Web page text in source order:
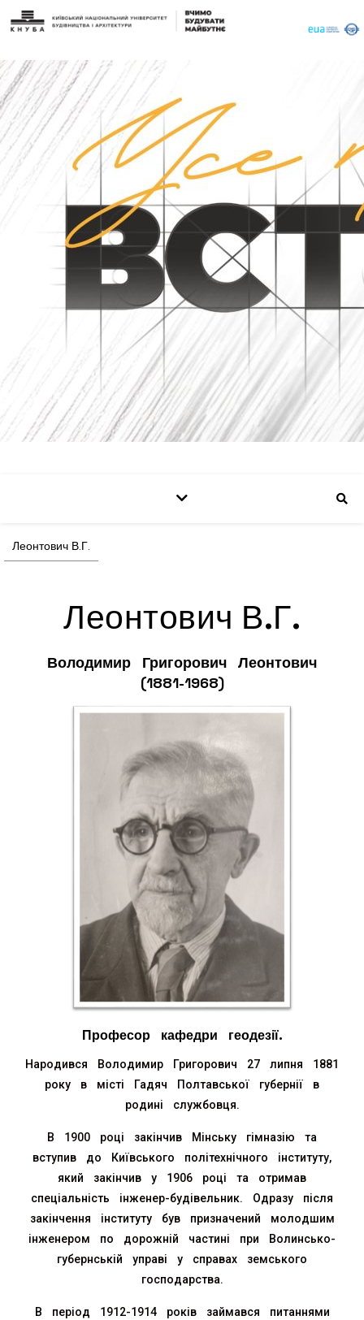
Леонтович В.Г.
Леонтович В.Г.
Володимир Григорович Леонтович
(1881-1968)
Професор кафедри геодезії.
Народився Володимир Григорович 27 липня 1881
року в місті Гадяч Полтавської губернії в
родині службовця.
В 1900 році закінчив Мінську гімназію та
вступив до Київського політехнічного інституту,
який закінчив у 1906 році та отримав
спеціальність інженер-будівельник. Одразу після
закінчення інституту був призначений молодшим
інженером по дорожній частині при Волинсько-
губернській управі у справах земського
господарства.
В період 1912-1914 років займався питаннями